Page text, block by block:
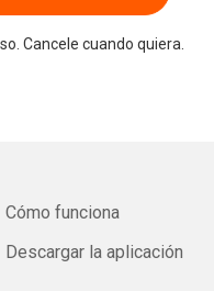
Cancele cuando quiera.
Cómo funciona
Descargar la aplicación